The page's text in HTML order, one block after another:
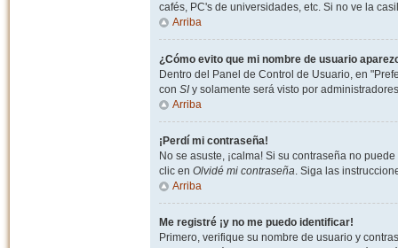
cafés, PC's de universidades, etc. Si no ve la
Arriba
¿Cómo evito que mi nombre de usuario
Dentro del Panel de Control de Usuario, en
con SIy solamente será visto por
Arriba
¡Perdí mi contraseña!
No se asuste, ¡calma! Si su contraseña no
clic en Olvidé mi contraseña. Siga las
Arriba
Me registré ¡y no me puedo identificar!
Primero, verifique su nombre de usuario y